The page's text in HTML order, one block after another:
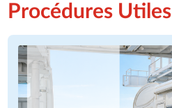
Procédures Utiles